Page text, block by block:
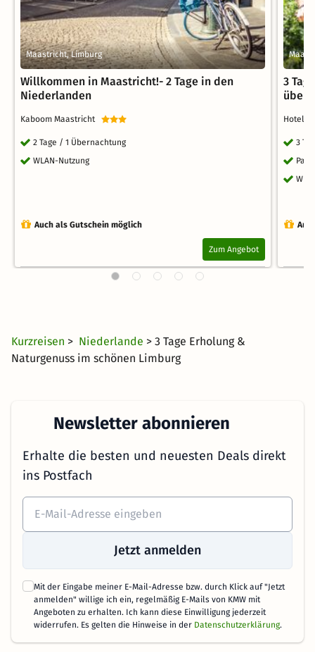
Maastricht, Limburg
Willkommen in Maastricht!- 2 Tage in den
Niederlanden
Kaboom Maastricht
2 Tage / 1 Übernachtung
WLAN-Nutzung
Auch als Gutschein möglich
Zum Angebot
3
Hotel
3
Kurzreisen > Niederlande > 3 Tage Erholung &
Naturgenuss im schönen Limburg
Newsletter abonnieren
Erhalte die besten und neuesten Deals direkt
ins Postfach
Jetzt anmelden
Mit der Eingabe meiner E-Mail-Adresse bzw. durch Klick auf "Jetzt
anmelden" willige ich ein, regelmäßig E-Mails von KMW mit
Angeboten zu erhalten. Ich kann diese Einwilligung jederzeit
widerrufen. Es gelten die Hinweise in der Datenschutzerklärung.